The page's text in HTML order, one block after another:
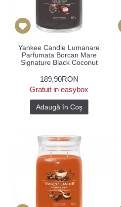
Yankee Candle Lumanare
Parfumata Borcan Mare
Signature Black Coconut
189,90RON
Gratuit in easybox
Adaugă în Coş